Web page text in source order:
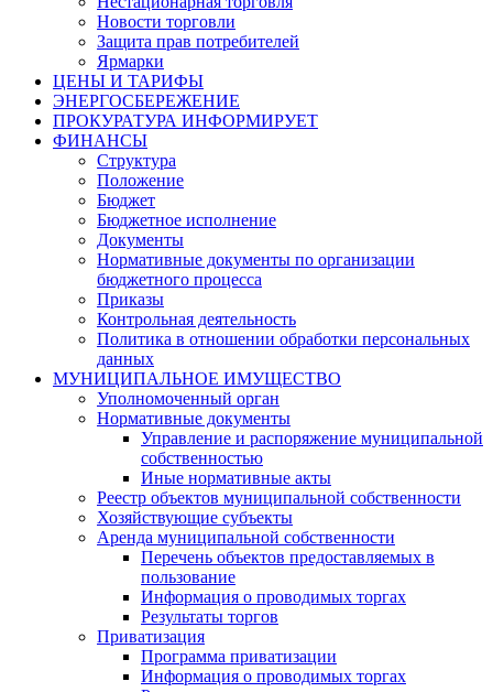
Новости торговли
Защита прав потребителей
Ярмарки
ЦЕНЫ И ТАРИФЫ
ЭНЕРГОСБЕРЕЖЕНИЕ
ПРОКУРАТУРА ИНФОРМИРУЕТ
ФИНАНСЫ
Структура
Положение
Бюджет
Бюджетное исполнение
Документы
Нормативные документы по организации
бюджетного процесса
Приказы
Контрольная деятельность
Политика в отношении обработки персональных
данных
МУНИЦИПАЛЬНОЕ ИМУЩЕСТВО
Уполномоченный орган
Нормативные документы
Управление и распоряжение муниципальной
собственностью
Иные нормативные акты
Реестр объектов муниципальной собственности
Хозяйствующие субъекты
Аренда муниципальной собственности
Перечень объектов предоставляемых в
пользование
Информация о проводимых торгах
Результаты торгов
Приватизация
Программа приватизации
Информация о проводимых торгах